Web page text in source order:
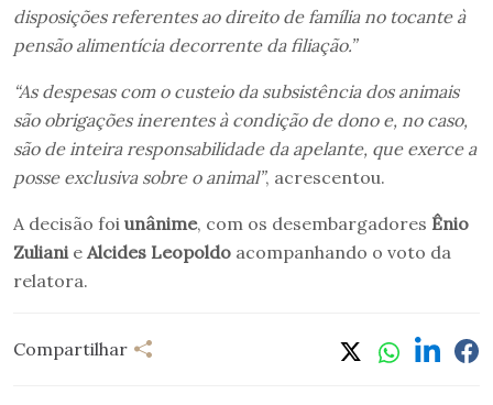
disposições referentes ao direito de família no tocante à
pensão alimentícia decorrente da filiação.”
“As despesas com o custeio da subsistência dos animais
são obrigações inerentes à condição de dono e, no caso,
são de inteira responsabilidade da apelante, que exerce a
posse exclusiva sobre o animal”, acrescentou.
A decisão foi unânime, com os desembargadores Ênio
Zuliani e Alcides Leopoldo acompanhando o voto da
relatora.
Compartilhar